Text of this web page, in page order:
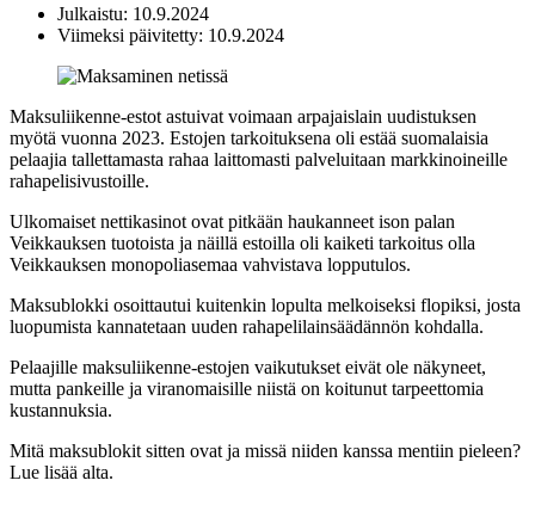
Julkaistu: 10.9.2024
Viimeksi päivitetty: 10.9.2024
Maksuliikenne-estot astuivat voimaan arpajaislain uudistuksen
myötä vuonna 2023. Estojen tarkoituksena oli estää suomalaisia
pelaajia tallettamasta rahaa laittomasti palveluitaan markkinoineille
rahapelisivustoille.
Ulkomaiset nettikasinot ovat pitkään haukanneet ison palan
Veikkauksen tuotoista ja näillä estoilla oli kaiketi tarkoitus olla
Veikkauksen monopoliasemaa vahvistava lopputulos.
Maksublokki osoittautui kuitenkin lopulta melkoiseksi flopiksi, josta
luopumista kannatetaan uuden rahapelilainsäädännön kohdalla.
Pelaajille maksuliikenne-estojen vaikutukset eivät ole näkyneet,
mutta pankeille ja viranomaisille niistä on koitunut tarpeettomia
kustannuksia.
Mitä maksublokit sitten ovat ja missä niiden kanssa mentiin pieleen?
Lue lisää alta.